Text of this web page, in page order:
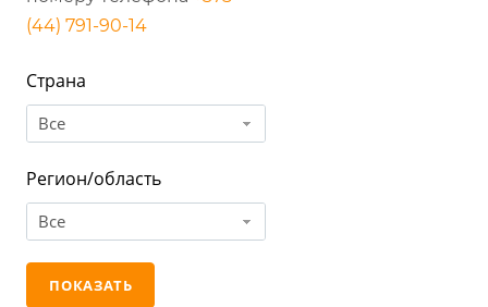
(44) 791-90-14
Страна
Все
Регион/область
Все